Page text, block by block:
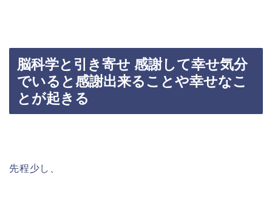
脳科学と引き寄せ 感謝して幸せ気分
でいると感謝出来ることや幸せなこ
とが起きる
先程少し、